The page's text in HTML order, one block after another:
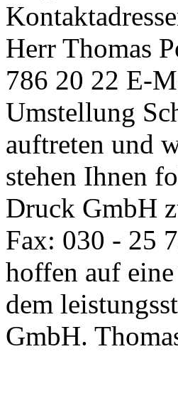
Herr Thomas
786 20 22 E-
Umstellung
auftreten und
stehen Ihnen
Druck GmbH
Fax: 030 - 25
hoffen auf
dem
GmbH.